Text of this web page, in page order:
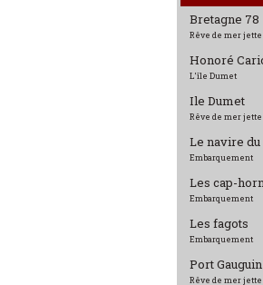
Bretagne 78
Rêve de mer
Honoré
L'île Dumet
Ile Dumet
Rêve de mer
Le navire
Embarquement
Les cap-
Embarquement
Les fagots
Embarquement
Port Gauguin
Rêve de mer